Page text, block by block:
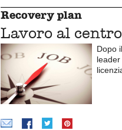
Recovery plan
Lavoro al centro
Dopo